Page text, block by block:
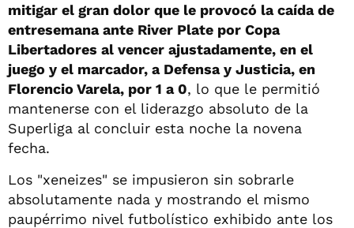
mitigar el gran dolor que le provocó la caída de
entresemana ante River Plate por Copa
Libertadores al vencer ajustadamente, en el
juego y el marcador, a Defensa y Justicia, en
Florencio Varela, por 1 a 0, lo que le permitió
mantenerse con el liderazgo absoluto de la
Superliga al concluir esta noche la novena
fecha.
Los "xeneizes" se impusieron sin sobrarle
absolutamente nada y mostrando el mismo
paupérrimo nivel futbolístico exhibido ante los